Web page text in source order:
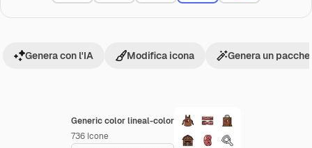
Generic color lineal-color
736 Icone
Genera con l'IA Modifica icona Genera un